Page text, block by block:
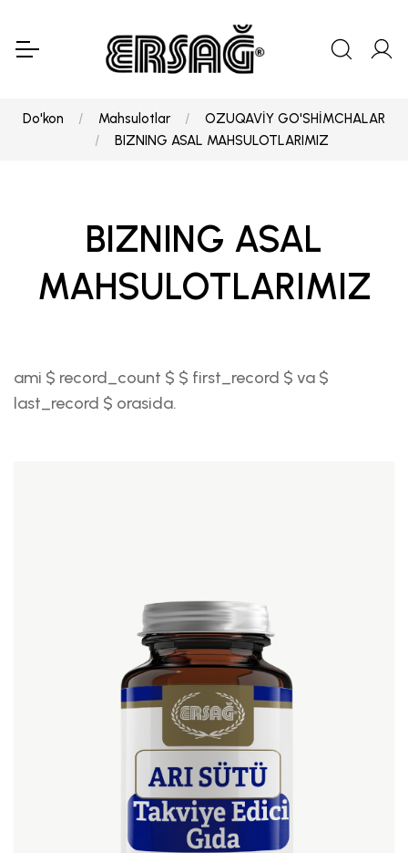
Do'kon Mahsulotlar
OZUQAVİY GO'SHİMCHALAR
BIZNING ASAL MAHSULOTLARIMIZ
BIZNING ASAL
MAHSULOTLARIMIZ
ami $ record_count $ $ first_record $ va $
last_record $ orasida.